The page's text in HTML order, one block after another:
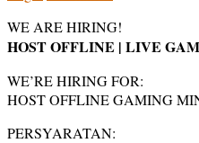
WE ARE HIRING!
HOST OFFLINE | LIVE
WE’RE HIRING FOR:
HOST OFFLINE GAMING
PERSYARATAN: